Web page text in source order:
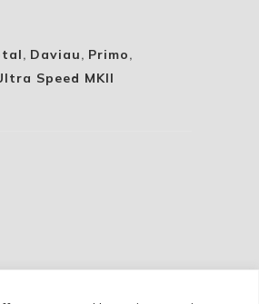
, Daviau, Primo,
Speed MKII